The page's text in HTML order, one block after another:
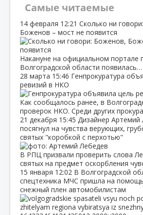
Самые читаемые
14 февраля 12:21 Сколько ни
Боженов – мост не появится
Накануне на официальном портале
Волгоградской области появилась…
28 марта 15:46 Генпрокуратура
ревизий в НКО
Как сообщалось ранее, в
проверок НКО. Среди других
21 декабря 15:45 Дизайнер Артемий
посягнул на чувства верующих,
святых "коробкой с перхотью"
В РПЦ призвали проверить слова
святых на предмет оскорбления
15 января 12:02 В Волгоградской
спецтехника МЧС пришла на
снежный плен автомобилистам